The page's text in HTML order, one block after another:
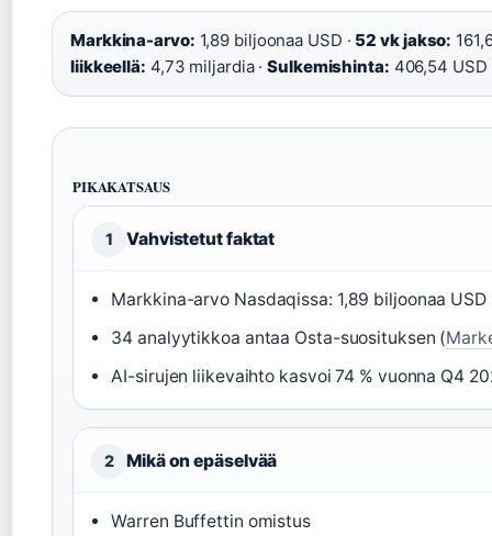
Markkina-arvo: 1,89 biljoonaa USD · 52 vk jakso:
liikkeellä: 4,73 miljardia ·Sulkemishinta: 406,54 USD
PIKAKATSAUS
1 Vahvistetut faktat
Markkina-arvo Nasdaqissa: 1,89 biljoonaa USD
34 analyytikkoa antaa Osta-suosituksen (
AI-sirujen liikevaihto kasvoi 74 % vuonna Q4
2 Mikä on epäselvää
Warren Buffettin omistus